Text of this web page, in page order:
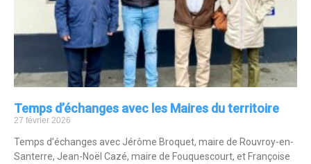
Temps d’échanges avec les Maires du territoire
27 février 2026
Temps d’échanges avec Jérôme Broquet, maire de Rouvroy-en-
Santerre, Jean-Noël Cazé, maire de Fouquescourt, et Françoise